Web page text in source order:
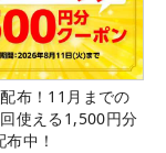
布！11月までの
使える1,500円分
中！